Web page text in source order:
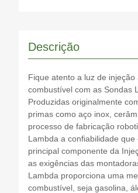
INFINITI
INFINITI
INFINITI
INFINITI
INFINITI
INFINITI
INFINITI
Descrição
Fique atento a luz de injeção
combustível com as Sondas
Produzidas originalmente
primas como aço inox,
processo de fabricação
Lambda a confiabilidade
principal componente da
as exigências das
Lambda proporciona uma
combustível, seja gasolina,